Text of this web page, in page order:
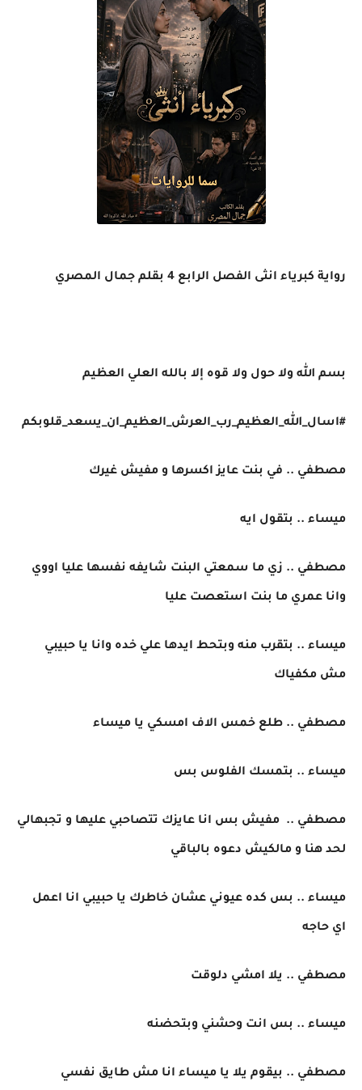
رواية كبرياء انثى الفصل الرابع 4 بقلم جمال المصري
بسم الله ولا حول ولا قوه إلا بالله العلي العظيم
#اسال_الله_العظيم_رب_العرش_العظيم_ان_يسعد_قلوبكم
مصطفي .. في بنت عايز اكسرها و مفيش غيرك
ميساء .. بتقول ايه
مصطفي .. زي ما سمعتي البنت شايفه نفسها عليا اووي
وانا عمري ما بنت استعصت عليا
ميساء .. بتقرب منه وبتحط ايدها علي خده وانا يا حبيبي
مش مكفياك
مصطفي .. طلع خمس الاف امسكي يا ميساء
ميساء .. بتمسك الفلوس بس
مصطفي .. مفيش بس انا عايزك تتصاحبي عليها و تجبهالي
لحد هنا و مالكيش دعوه بالباقي
ميساء .. بس كده عيوني عشان خاطرك يا حبيبي انا اعمل
اي حاجه
مصطفي .. يلا امشي دلوقت
ميساء .. بس انت وحشني وبتحضنه
مصطفي .. بيقوم يلا يا ميساء انا مش طايق نفسي